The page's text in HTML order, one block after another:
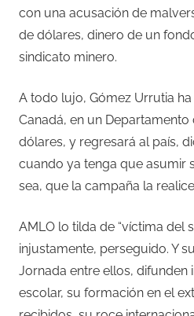
con una acusación de
de dólares, dinero de un
sindicato minero.
A todo lujo, Gómez Urrutia
Canadá, en un Departamento
dólares, y regresará al país,
cuando ya tenga que asumir
sea, que la campaña la
AMLO lo tilda de “víctima del
injustamente, perseguido. Y
Jornada entre ellos, difunden
escolar, su formación en el